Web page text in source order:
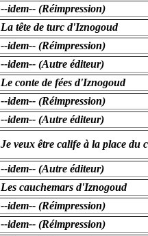
--idem-- (Réimpression)
La tête de turc d'Iznogoud
--idem-- (Réimpression)
--idem-- (Autre éditeur)
Le conte de fées d'Iznogoud
--idem-- (Réimpression)
--idem-- (Autre éditeur)
Je veux être calife à la place du
--idem-- (Autre éditeur)
Les cauchemars d'Iznogoud
--idem-- (Réimpression)
--idem-- (Réimpression)